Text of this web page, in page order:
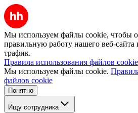
Мы используем файлы cookie, чтобы
правильную работу нашего веб-сайта
трафик.
Правила использования файлов cookie
Мы используем файлы cookie.
файлов cookie
Понятно
Ищу сотрудника